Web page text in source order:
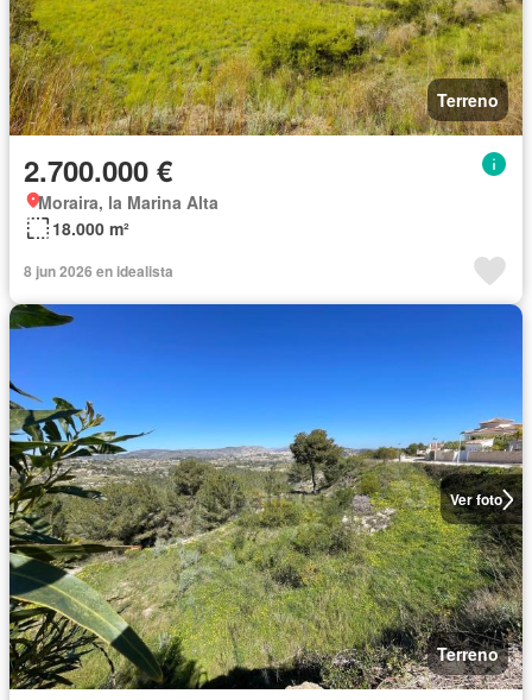
Terreno
2.700.000 €
Moraira, la Marina Alta
18.000 m²
8 jun 2026 en idealista
Ver foto
Terreno